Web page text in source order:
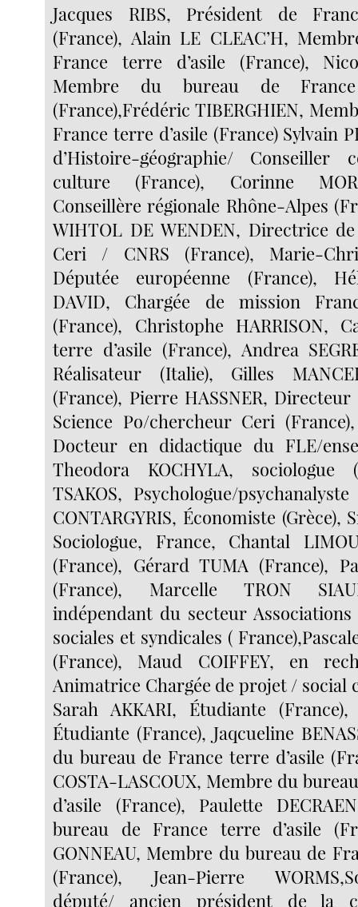
Jacques RIBS, Président de
(France), Alain LE CLEAC’H,
France terre d’asile (France),
Membre du bureau de
(France),Frédéric TIBERGHIEN,
France terre d’asile (France) Sylvain
d’Histoire-géographie/
culture (France), Corinne
Conseillère régionale Rhône-Alpes
WIHTOL DE WENDEN, Directrice
Ceri / CNRS (France), Marie-
Députée européenne (France),
DAVID, Chargée de mission
(France), Christophe HARRISON,
terre d’asile (France), Andrea
Réalisateur (Italie), Gilles
(France), Pierre HASSNER,
Science Po/chercheur Ceri
Docteur en didactique du FLE/
Theodora KOCHYLA, sociologue
TSAKOS, Psychologue/
CONTARGYRIS, Économiste (Grèce),
Sociologue, France, Chantal
(France), Gérard TUMA (France),
(France), Marcelle TRON
indépendant du secteur
sociales et syndicales (
(France), Maud COIFFEY, en
Animatrice Chargée de projet / social
Sarah AKKARI, Étudiante
Étudiante (France), Jaqcueline
du bureau de France terre d’asile
COSTA-LASCOUX, Membre du
d’asile (France), Paulette
bureau de France terre d’asile
GONNEAU, Membre du bureau de
(France), Jean-Pierre
député/ ancien président de la